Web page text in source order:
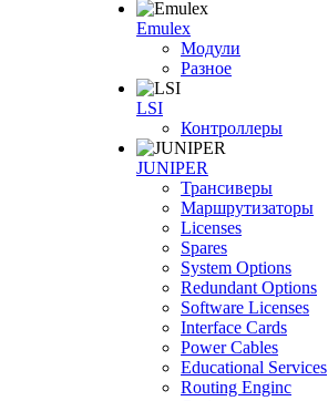
Emulex
Модули
Разное
LSI
Контроллеры
JUNIPER
Трансиверы
Маршрутизаторы
Licenses
Spares
System Options
Redundant Options
Software Licenses
Interface Cards
Power Cables
Educational Services
Routing Enginc